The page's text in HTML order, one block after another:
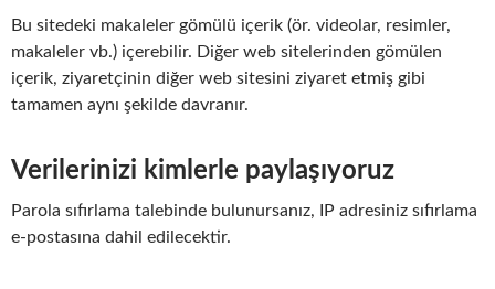
Bu sitedeki makaleler gömülü içerik (ör. videolar, resimler,
makaleler vb.) içerebilir. Diğer web sitelerinden gömülen
içerik, ziyaretçinin diğer web sitesini ziyaret etmiş gibi
tamamen aynı şekilde davranır.
Verilerinizi kimlerle paylaşıyoruz
Parola sıfırlama talebinde bulunursanız, IP adresiniz sıfırlama
e-postasına dahil edilecektir.